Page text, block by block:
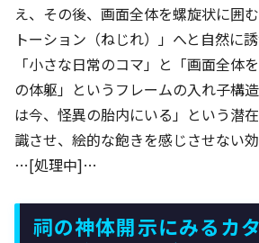
え、その後、画面全体を螺旋状に囲
トーション（ねじれ）」へと自然に
「小さな日常のコマ」と「画面全体
の体躯」というフレームの入れ子構
は今、怪異の胎内にいる」という潜
識させ、絵的な飽きを感じさせない効
…[処理中]…
祠の神体開示にみるカ